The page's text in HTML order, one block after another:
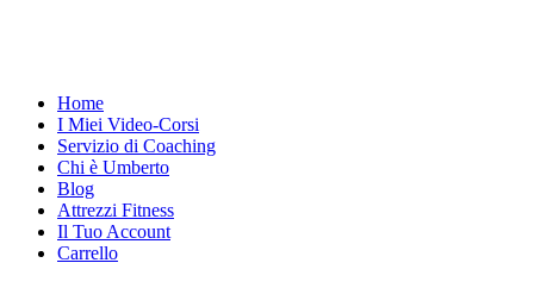
Home
I Miei Video-Corsi
Servizio di Coaching
Chi è Umberto
Blog
Attrezzi Fitness
Il Tuo Account
Carrello